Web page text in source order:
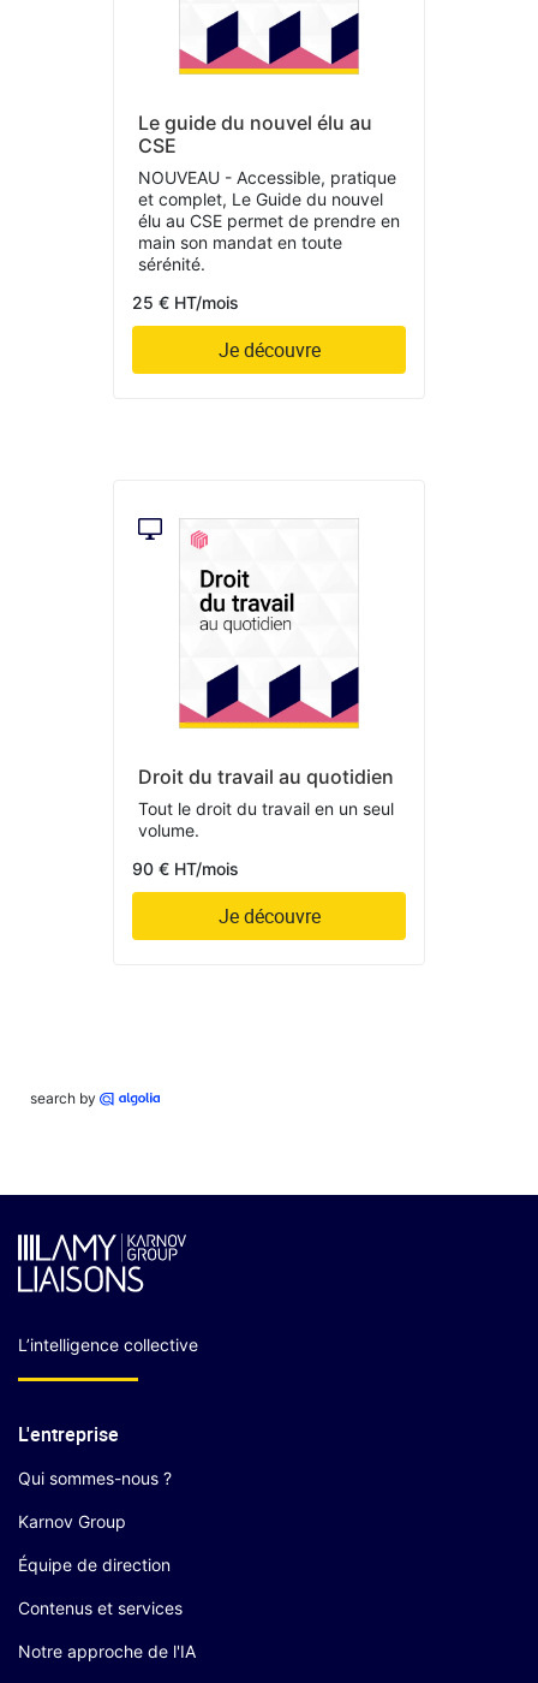
Le guide du nouvel élu au
CSE
NOUVEAU - Accessible, pratique
et complet, Le Guide du nouvel
élu au CSE permet de prendre en
main son mandat en toute
sérénité.
25 € HT/mois
Je découvre
Droit du travail au quotidien
Tout le droit du travail en un seul
volume.
90 € HT/mois
Je découvre
search by
L’intelligence collective
L'entreprise
Qui sommes-nous ?
Karnov Group
Équipe de direction
Contenus et services
Notre approche de l'IA